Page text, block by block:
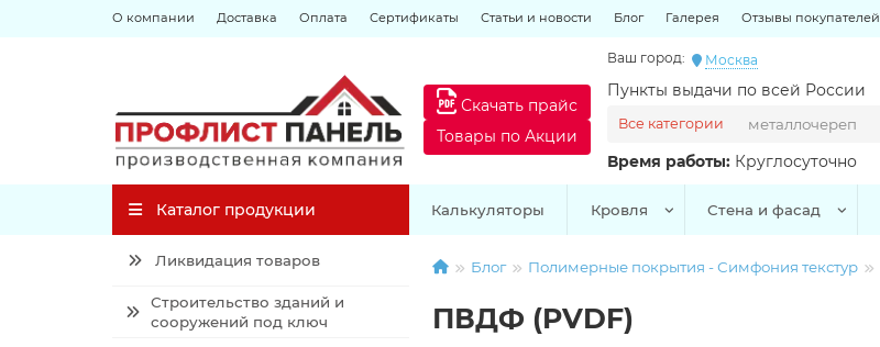
О компании Доставка Оплата Сертификаты Статьи и новости Блог Галерея Отзывы покупателей
Ваш город: Москва
Пункты выдачи по всей России
Время работы: Круглосуточно
Все категории
Скачать прайс
Товары по Акции
Каталог продукции
Ликвидация товаров
Строительство зданий и
сооружений под ключ
Калькуляторы Кровля Стена и фасад
Блог Полимерные покрытия - Симфония текстур
ПВДФ (PVDF)